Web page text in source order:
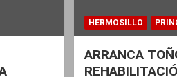
HERMOSILLO
ARRANCA